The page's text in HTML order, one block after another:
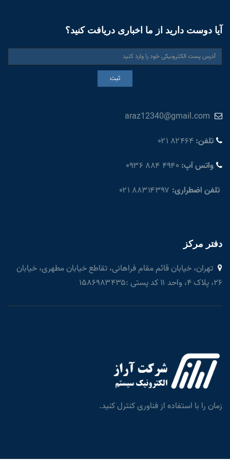
آیا دوست دارید از ما اخباری دریافت کنید؟
ثبت
araz12340@gmail.com
تلفن:۰۲۱ ۸۲۴۶۴
واتس آپ: ۰۹۳۶ ۸۸۴ ۴۹۴۰
تلفن اضطراری: ۰۲۱ ۸۸۳۱۴۳۹۷
دفتر مرکز
تهران، خیابان قائم مقام فراهانی، تقاطع خیابان مطهری، خیابان
۲۶، پلاک ۴، واحد ۱۱ کد پستی :۱۵۸۶۹۸۳۴۳۵
زمان را با استفاده از فناوری کنترل کنید.